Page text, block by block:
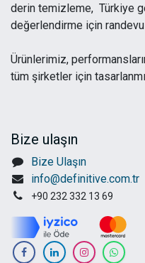
derin temizleme, Türkiye
değerlendirme için randevu
Ürünlerimiz,
tüm şirketler için
Bize ulaşın
Bize Ulaşın
info@definitive.com.tr
+90 232 332 13 69